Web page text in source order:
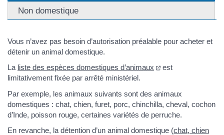
Non domestique
Vous n’avez pas besoin d’autorisation préalable pour acheter et
détenir un animal domestique.
La liste des espèces domestiques d’animaux
est
limitativement fixée par arrêté ministériel.
Par exemple, les animaux suivants sont des animaux
domestiques : chat, chien, furet, porc, chinchilla, cheval, cochon
d’Inde, poisson rouge, certaines variétés de perruche.
En revanche, la détention d’un animal domestique (chat, chien